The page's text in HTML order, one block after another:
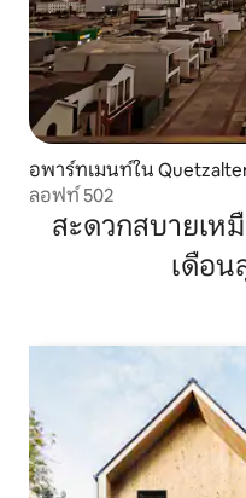
อพาร์ทเมนท์ใน
ลอฟท์ 502
สะดวกสบายเห
เดือน